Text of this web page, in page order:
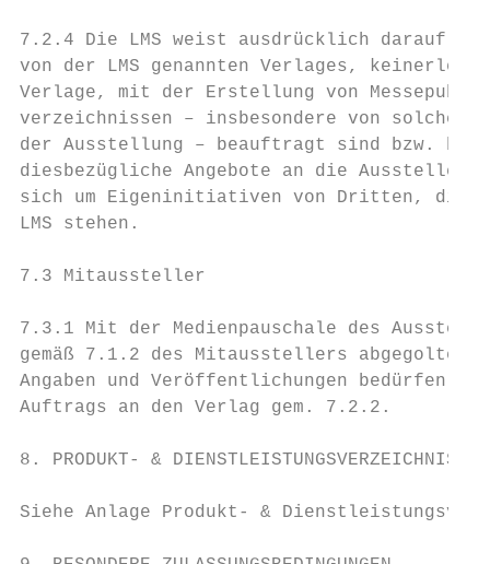
7.2.4 Die LMS weist ausdrücklich darauf
von der LMS genannten Verlages,
Verlage, mit der Erstellung von
verzeichnissen – insbesondere von
der Ausstellung – beauftragt sind bzw.
diesbezügliche Angebote an die
sich um Eigeninitiativen von Dritten, die
LMS stehen.
7.3 Mitaussteller
7.3.1 Mit der Medienpauschale des
gemäß 7.1.2 des Mitausstellers
Angaben und Veröffentlichungen
Auftrags an den Verlag gem. 7.2.2.
8. PRODUKT- &
Siehe Anlage Produkt- &